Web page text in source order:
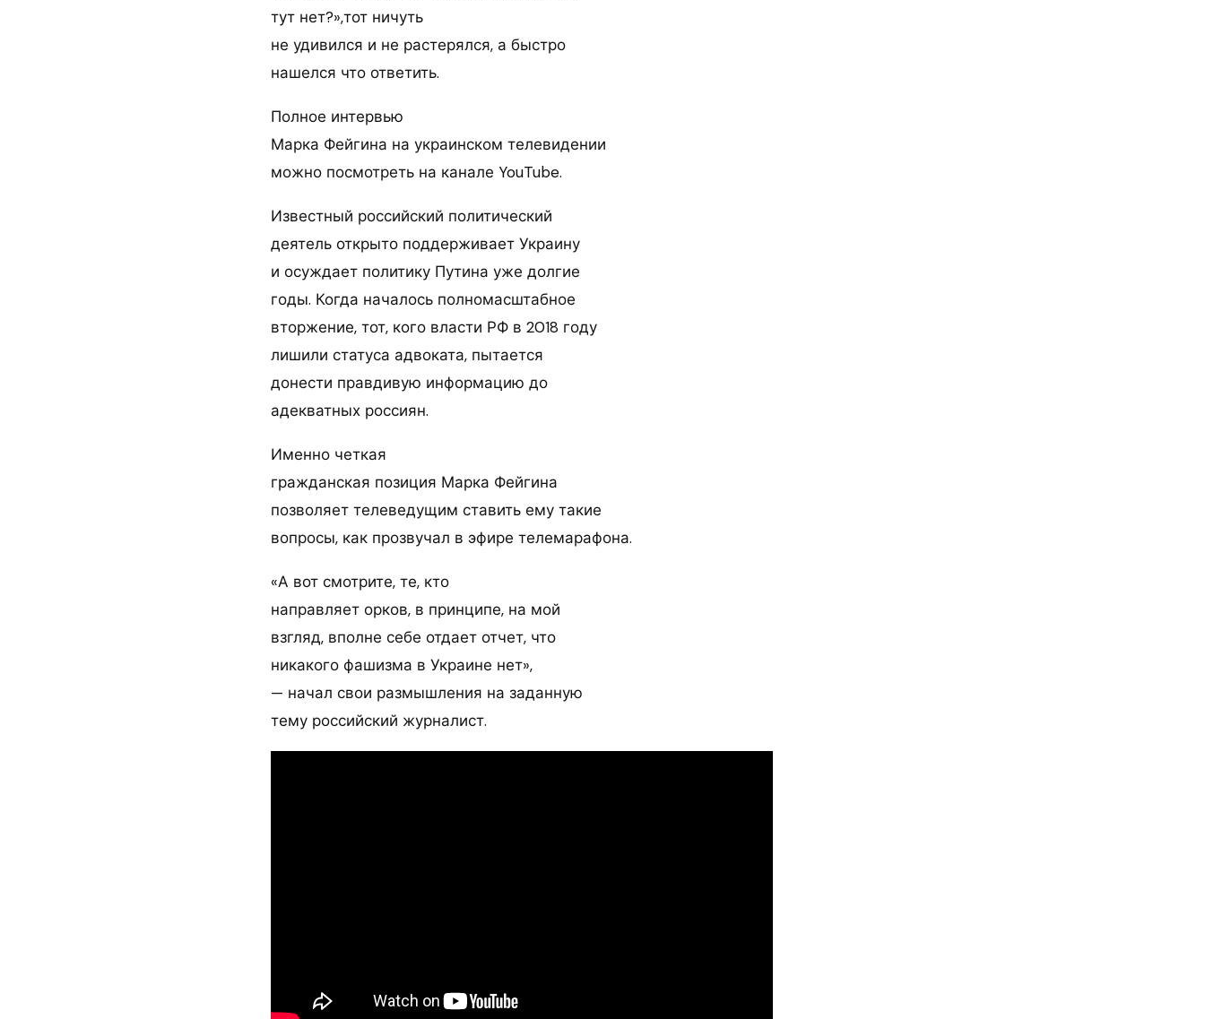
тут нет?»,тот ничуть
не удивился и не растерялся, а быстро
нашелся что ответить.
Полное интервью
Марка Фейгина на украинском телевидении
можно посмотреть на канале YouTube.
Известный российский политический
деятель открыто поддерживает Украину
и осуждает политику Путина уже долгие
годы. Когда началось полномасштабное
вторжение, тот, кого власти РФ в 2018 году
лишили статуса адвоката, пытается
донести правдивую информацию до
адекватных россиян.
Именно четкая
гражданская позиция Марка Фейгина
позволяет телеведущим ставить ему такие
вопросы, как прозвучал в эфире телемарафона.
«А вот смотрите, те, кто
направляет орков, в принципе, на мой
взгляд, вполне себе отдает отчет, что
никакого фашизма в Украине нет»,
— начал свои размышления на заданную
тему российский журналист.